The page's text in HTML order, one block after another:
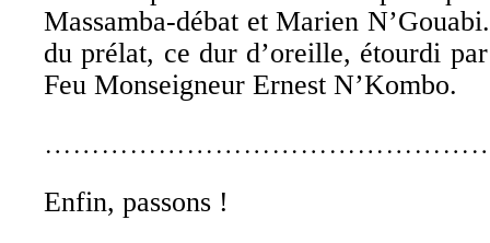
Massamba-débat et Marien
du prélat, ce dur d’oreille, étourdi
Feu Monseigneur Ernest N’Kombo.
Enfin, passons !